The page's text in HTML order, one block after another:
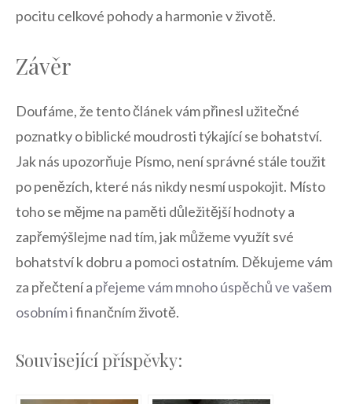
pocitu celkové pohody a harmonie v životě.
Závěr
Doufáme, že tento článek vám přinesl užitečné
poznatky o biblické moudrosti týkající se bohatství.
Jak nás upozorňuje Písmo, není správné stále toužit
po penězích, které nás nikdy nesmí uspokojit. Místo
toho se mějme na paměti důležitější hodnoty a
zapřemýšlejme nad tím, jak můžeme využít své
bohatství k dobru a pomoci ostatním. Děkujeme vám
za přečtení a přejeme vám mnoho úspěchů ve vašem
osobními finančním životě.
Související příspěvky: